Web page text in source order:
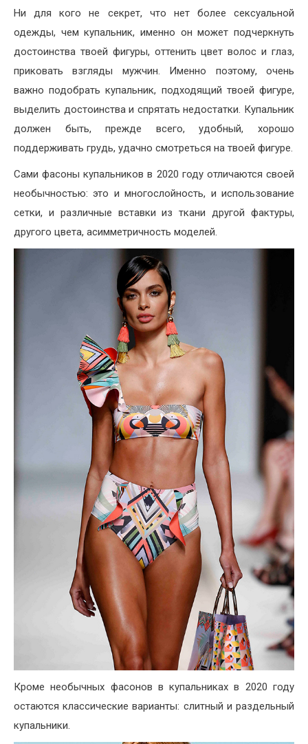
Ни для кого не секрет, что нет более сексуальной
одежды, чем купальник, именно он может подчеркнуть
достоинства твоей фигуры, оттенить цвет волос и глаз,
приковать взгляды мужчин. Именно поэтому, очень
важно подобрать купальник, подходящий твоей фигуре,
выделить достоинства и спрятать недостатки. Купальник
должен быть, прежде всего, удобный, хорошо
поддерживать грудь, удачно смотреться на твоей фигуре.
Сами фасоны купальников в 2020 году отличаются своей
необычностью: это и многослойность, и использование
сетки, и различные вставки из ткани другой фактуры,
другого цвета, асимметричность моделей.
Кроме необычных фасонов в купальниках в 2020 году
остаются классические варианты: слитный и раздельный
купальники.